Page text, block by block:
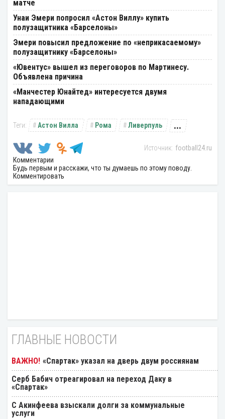
матче
Унаи Эмери попросил «Астон Виллу» купить
полузащитника «Барселоны»
Эмери повысил предложение по «неприкасаемому»
полузащитнику «Барселоны»
«Ювентус» вышел из переговоров по Мартинесу.
Объявлена причина
«Манчестер Юнайтед» интересуется двумя
нападающими
Астон Вилла Рома Ливерпуль ...
football24.ru
Комментарии
Будь первым и расскажи, что ты думаешь по этому поводу.
Комментировать
ГЛАВНЫЕ НОВОСТИ
«Спартак» указал на дверь двум россиянам
Серб Бабич отреагировал на переход Даку в
«Спартак»
С Акинфеева взыскали долги за коммунальные
услуги